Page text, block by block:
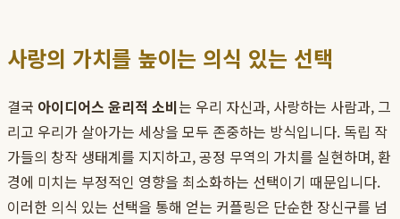
사랑의 가치를 높이는 의식 있는 선택
결국 아이디어스 윤리적 소비는 우리 자신과, 사랑하는 사람과, 그
리고 우리가 살아가는 세상을 모두 존중하는 방식입니다. 독립 작
가들의 창작 생태계를 지지하고, 공정 무역의 가치를 실현하며, 환
경에 미치는 부정적인 영향을 최소화하는 선택이기 때문입니다.
이러한 의식 있는 선택을 통해 얻는 커플링은 단순한 장신구를 넘